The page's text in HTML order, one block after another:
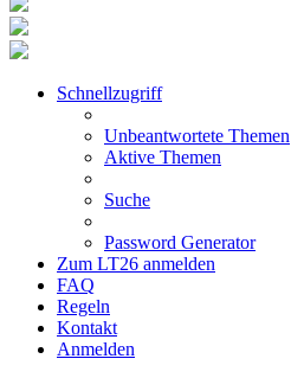
Schnellzugriff
Unbeantwortete Themen
Aktive Themen
Suche
Password Generator
Zum LT26 anmelden
FAQ
Regeln
Kontakt
Anmelden